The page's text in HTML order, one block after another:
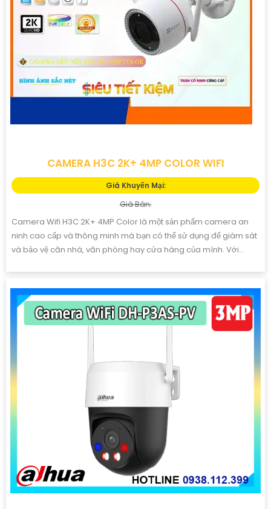
CAMERA H3C 2K+ 4MP COLOR WIFI
Giá Khuyến Mại:
Giá Bán:
Camera Wifi H3C 2K+ 4MP Color là một sản phẩm camera an
ninh cao cấp và thông minh mà bạn có thể sử dụng để giám sát
và bảo vệ căn nhà, văn phòng hay cửa hàng của mình. Với...